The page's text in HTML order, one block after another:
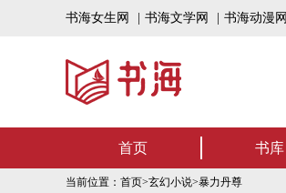
书海女生网 书海文学网 书海动漫网
首页 书库
当前位置： 首页>玄幻小说>暴力丹尊